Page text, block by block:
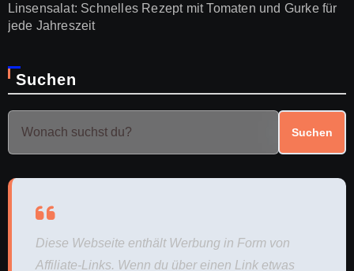
Linsensalat: Schnelles Rezept mit Tomaten und Gurke für
jede Jahreszeit
Suchen
Suchen
Diese Webseite enthält Werbung in Form von
Affiliate-Links. Wenn du über einen Link etwas